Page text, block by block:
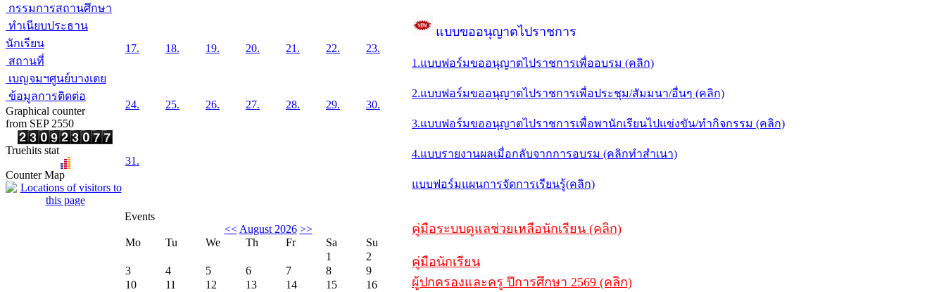
กรรมการสถานศึกษา
ทำเนียบประธาน
นักเรียน
สถานที่
เบญจมฯศูนย์บางเตย
ข้อมูลการติดต่อ
Graphical counter
from SEP 2550
Truehits stat
Counter Map
17. 18. 19. 20. 21. 22. 23.
24. 25. 26. 27. 28. 29. 30.
31.
Events
<< August 2026 >>
Mo
Tu We Th Fr Sa
Su
1
2
3
4 5 6 7 8
9
10
11 12 13 14 15
16
แบบขออนุญาตไปราชการ
1.แบบฟอร์มขออนุญาตไปราชการเพื่ออบรม (คลิก)
2.แบบฟอร์มขออนุญาตไปราชการเพื่อประชุม/สัมมนา/อื่นๆ (คลิก)
3.แบบฟอร์มขออนุญาตไปราชการเพื่อพานักเรียนไปแข่งขัน/ทำกิจกรรม (คลิก)
4.แบบรายงานผลเมื่อกลับจากการอบรม (คลิกทำสำเนา)
แบบฟอร์มแผนการจัดการเรียนรู้(คลิก)
คู่มือระบบดูแลช่วยเหลือนักเรียน (คลิก)
คู่มือนักเรียน
ผู้ปกครองและครู ปีการศึกษา 2569 (คลิก)